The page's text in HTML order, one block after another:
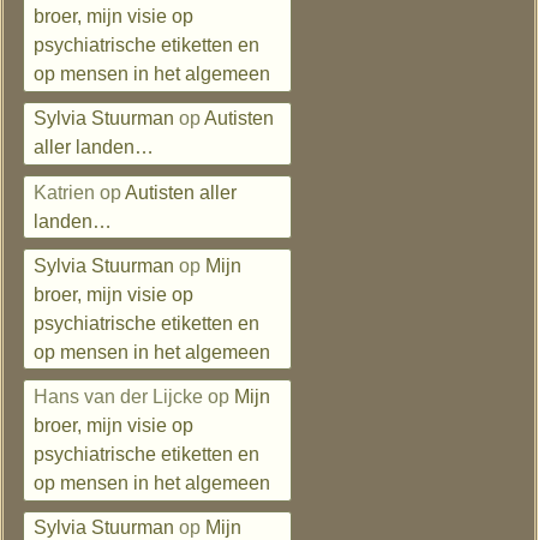
broer, mijn visie op
psychiatrische etiketten en
op mensen in het algemeen
Sylvia Stuurman opAutisten
aller landen…
Katrien opAutisten aller
landen…
Sylvia Stuurman op Mijn
broer, mijn visie op
psychiatrische etiketten en
op mensen in het algemeen
Hans van der Lijcke op Mijn
broer, mijn visie op
psychiatrische etiketten en
op mensen in het algemeen
Sylvia Stuurman op Mijn